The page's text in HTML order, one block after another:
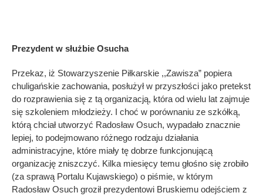
Prezydent w służbie Osucha
Przekaz, iż Stowarzyszenie Piłkarskie ,,Zawisza” popiera
chuligańskie zachowania, posłużył w przyszłości jako pretekst
do rozprawienia się z tą organizacją, która od wielu lat zajmuje
się szkoleniem młodzieży. I choć w porównaniu ze szkółką,
którą chciał utworzyć Radosław Osuch, wypadało znacznie
lepiej, to podejmowano różnego rodzaju działania
administracyjne, które miały tę dobrze funkcjonującą
organizację zniszczyć. Kilka miesięcy temu głośno się zrobiło
(za sprawą Portalu Kujawskiego) o piśmie, w którym
Radosław Osuch groził prezydentowi Bruskiemu odejściem z